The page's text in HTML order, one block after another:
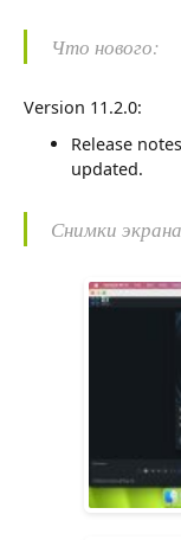
Что нового:
Version 11.2.0:
Release
updated.
Снимки